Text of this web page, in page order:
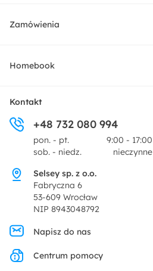
Meble
Dekoracje i akcesoria
Promocje
Zamówienia
Dostawa
Zwroty
Pytania i odpowiedzi
Homebook
O nas
Centrum prasowe
Regulamin
Polityka prywatności
Ustawienia prywatności
Kontakt
+48 732 080 994
pon. - pt.
9:00 - 17:00
sob. - niedz.
nieczynne
Selsey sp. z o.o.
Fabryczna 6
53-609 Wrocław
NIP 8943048792
Napisz do nas
Centrum pomocy